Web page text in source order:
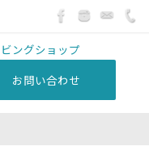
お問い合わせ